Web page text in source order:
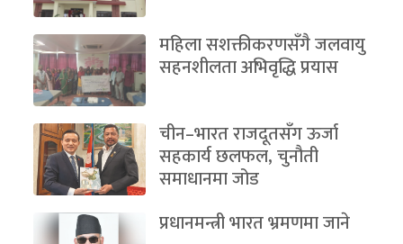
महिला सशक्तीकरणसँगै जलवायु
सहनशीलता अभिवृद्धि प्रयास
चीन–भारत राजदूतसँग ऊर्जा
सहकार्य छलफल, चुनौती
समाधानमा जोड
प्रधानमन्त्री भारत भ्रमणमा जाने